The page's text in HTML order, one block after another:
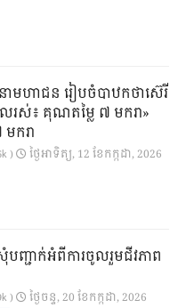
ហាជន រៀបចំបាឋកថាស៊េរី
រស់៖ គុណតម្លៃ ៧ មករា»
ករា
) ថ្ងៃ​អាទិត្យ, 12 ខែ​កក្កដា, 2026
បញ្ជាក់អំពីការចូលរួមជីវភាព
) ថ្ងៃ​ចន្ទ, 20 ខែ​កក្កដា, 2026